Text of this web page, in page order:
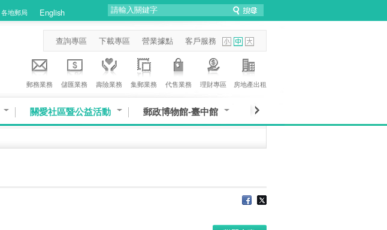
各地郵局 English
查詢專區 下載專區 營業據點 客戶服務
郵務業務 儲匯業務 壽險業務 集郵業務 代售業務 理財專區 房地產出租
關愛社區暨公益活動 郵政博物館-臺中館